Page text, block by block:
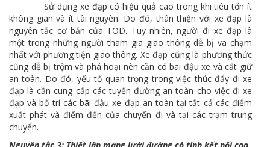
Sử dụng xe đạp có hiệu quả cao trong khi tiêu tốn ít
không gian và ít tài nguyên. Do đó, thân thiện với xe đạp là
nguyên tắc cơ bản của TOD. Tuy nhiên, người đi xe đạp là
một trong những người tham gia giao thông dễ bị va chạm
nhất với phương tiện giao thông. Xe đạp cũng là phương thức
cũng dễ bị trộm và phá hoại nên cần có bãi đậu xe và cất giữ
an toàn. Do đó, yếu tố quan trọng trong việc thúc đẩy đi xe
đạp là cần cung cấp các tuyến đường an toàn cho việc đi xe
đạp và bố trí các bãi đậu xe đạp an toàn tại tất cả các điểm
xuất phát và điểm đến của chuyến đi và tại các trạm trung
chuyển.